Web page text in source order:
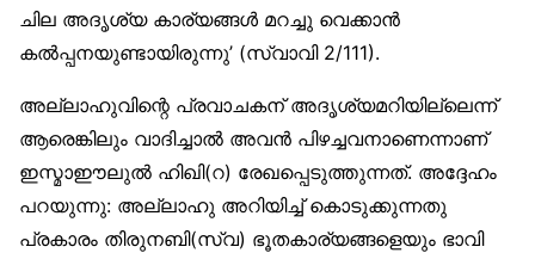
ചില അദൃശ്യ കാര്യങ്ങള്‍ മറച്ചു വെക്കാന്‍
കല്‍പ്പനയുണ്ടായിരുന്നു’ (സ്വാവി 2/111).
അല്ലാഹുവിന്റെ പ്രവാചകന് അദൃശ്യമറിയില്ലെന്ന്
ആരെങ്കിലും വാദിച്ചാല്‍ അവന്‍ പിഴച്ചവനാണെന്നാണ്
ഇസ്മാഈലുല്‍ ഹിഖി(റ) രേഖപ്പെടുത്തുന്നത്. അദ്ദേഹം
പറയുന്നു: അല്ലാഹു അറിയിച്ച് കൊടുക്കുന്നതു
പ്രകാരം തിരുനബി(സ്വ) ഭൂതകാര്യങ്ങളെയും ഭാവി